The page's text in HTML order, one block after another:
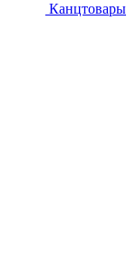
Канцтовары